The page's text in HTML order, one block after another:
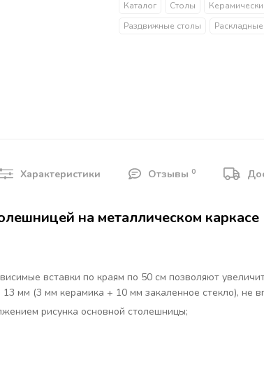
Каталог Столы
Раздвижные столы
Характеристики Отзывы 0
на металлическом каркасе
вставки по краям по 50 см позволяют
мм (3 мм керамика + 10 мм закаленное стекло), не
рисунка основной столешницы;